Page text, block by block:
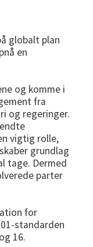
globalt plan
en
og komme i
fra
og regeringer.
vigtig rolle,
grundlag
tage. Dermed
parter
for
standarden
16.